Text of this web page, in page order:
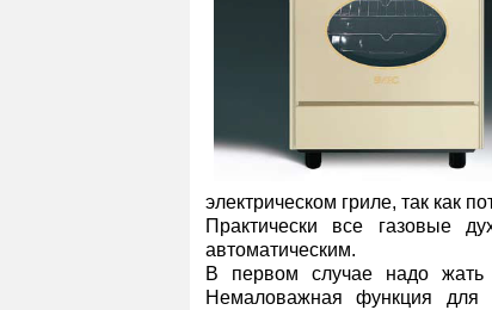
электрическом гриле, так как
Практически все газовые
автоматическим.
В первом случае надо жать
Немаловажная функция для